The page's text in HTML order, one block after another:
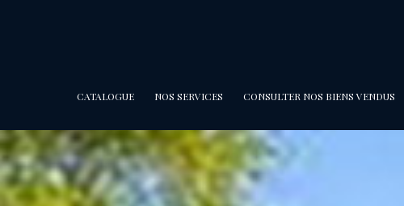
CATALOGUE NOS SERVICES CONSULTER NOS BIENS VENDUS